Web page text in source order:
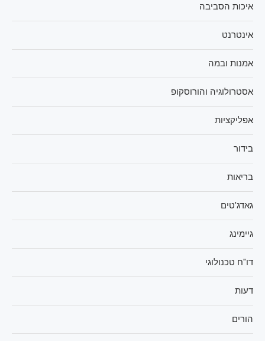
איכות הסביבה
אינטרנט
אמנות ובמה
אסטרולוגיה והורוסקופ
אפליקציות
בידור
בריאות
גאדג'טים
גיימינג
דו"ח טכנולוגי
דעות
הורים